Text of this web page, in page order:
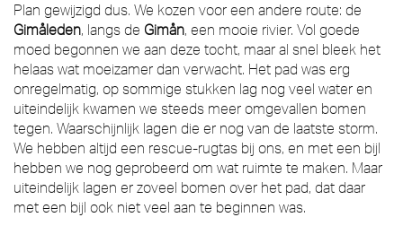
Plan gewijzigd dus. We kozen voor een andere route: de
Gimåleden, langs de Gimån, een mooie rivier. Vol goede
moed begonnen we aan deze tocht, maar al snel bleek het
helaas wat moeizamer dan verwacht. Het pad was erg
onregelmatig, op sommige stukken lag nog veel water en
uiteindelijk kwamen we steeds meer omgevallen bomen
tegen. Waarschijnlijk lagen die er nog van de laatste storm.
We hebben altijd een rescue-rugtas bij ons, en met een bijl
hebben we nog geprobeerd om wat ruimte te maken. Maar
uiteindelijk lagen er zoveel bomen over het pad, dat daar
met een bijl ook niet veel aan te beginnen was.